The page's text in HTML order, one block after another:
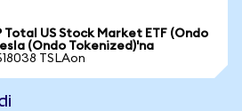
Total US Stock Market ETF (Ondo
(Ondo Tokenized)'na
TSLAon